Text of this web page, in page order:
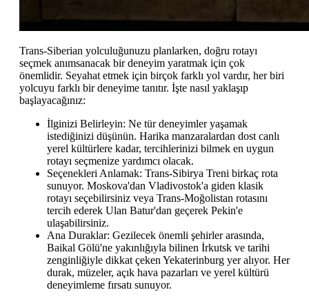
Trans-Siberian yolculuğunuzu planlarken, doğru rotayı
seçmek anımsanacak bir deneyim yaratmak için çok
önemlidir. Seyahat etmek için birçok farklı yol vardır, her biri
yolcuyu farklı bir deneyime tanıtır. İşte nasıl yaklaşıp
başlayacağınız:
İlginizi Belirleyin: Ne tür deneyimler yaşamak
istediğinizi düşünün. Harika manzaralardan dost canlı
yerel kültürlere kadar, tercihlerinizi bilmek en uygun
rotayı seçmenize yardımcı olacak.
Seçenekleri Anlamak: Trans-Sibirya Treni birkaç rota
sunuyor. Moskova'dan Vladivostok'a giden klasik
rotayı seçebilirsiniz veya Trans-Moğolistan rotasını
tercih ederek Ulan Batur'dan geçerek Pekin'e
ulaşabilirsiniz.
Ana Duraklar: Gezilecek önemli şehirler arasında,
Baikal Gölü'ne yakınlığıyla bilinen İrkutsk ve tarihi
zenginliğiyle dikkat çeken Yekaterinburg yer alıyor. Her
durak, müzeler, açık hava pazarları ve yerel kültürü
deneyimleme fırsatı sunuyor.